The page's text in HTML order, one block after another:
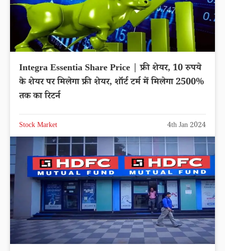
Integra Essentia Share Price | फ्री शेयर, 10 रुपये
के शेयर पर मिलेगा फ्री शेयर, शॉर्ट टर्म में मिलेगा 2500%
तक का रिटर्न
Stock Market 4th Jan 2024